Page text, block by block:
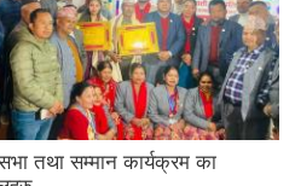
तथा सम्मान कार्यक्रम का